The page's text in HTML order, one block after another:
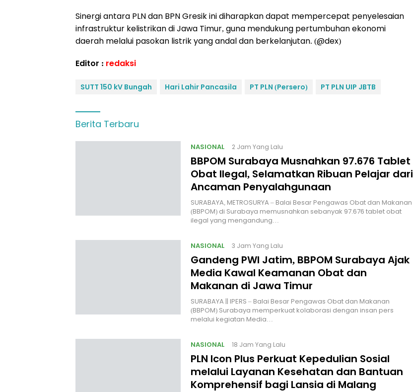
Sinergi antara PLN dan BPN Gresik ini diharapkan dapat mempercepat penyelesaian
infrastruktur kelistrikan di Jawa Timur, guna mendukung pertumbuhan ekonomi
daerah melalui pasokan listrik yang andal dan berkelanjutan. (@dex)
Editor : redaksi
SUTT 150 kV Bungah Hari Lahir Pancasila PT PLN (Persero) PT PLN UIP JBTB
Berita Terbaru
NASIONAL 2 Jam Yang Lalu
BBPOM Surabaya Musnahkan 97.676 Tablet
Obat Ilegal, Selamatkan Ribuan Pelajar dari
Ancaman Penyalahgunaan
SURABAYA, METROSURYA – Balai Besar Pengawas Obat dan Makanan
(BBPOM) di Surabaya memusnahkan sebanyak 97.676 tablet obat
ilegal yang mengandung…
NASIONAL 3 Jam Yang Lalu
Gandeng PWI Jatim, BBPOM Surabaya Ajak
Media Kawal Keamanan Obat dan
Makanan di Jawa Timur
SURABAYA || IPERS – Balai Besar Pengawas Obat dan Makanan
(BBPOM) Surabaya memperkuat kolaborasi dengan insan pers
melalui kegiatan Media…
NASIONAL 18 Jam Yang Lalu
PLN Icon Plus Perkuat Kepedulian Sosial
melalui Layanan Kesehatan dan Bantuan
Komprehensif bagi Lansia di Malang